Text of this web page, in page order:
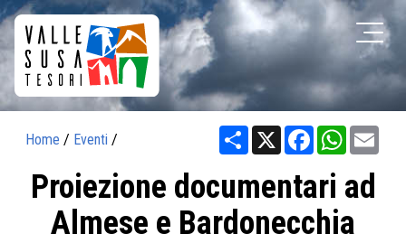
Home / Eventi / Share X Facebook
Proiezione documentari ad
Almese e Bardonecchia